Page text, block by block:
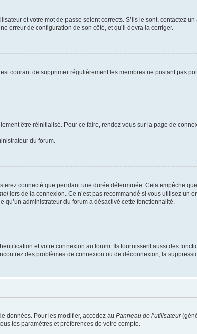
et votre mot de passe soient corrects. S’ils le sont, contactez
erreur de configuration de son côté, et qu’il devra la corriger.
courant de supprimer régulièrement les membres ne postant pas
être réinitialisé. Pour ce faire, rendez vous sur la page de
du forum.
connecté que pendant une durée déterminée. Cela empêche
lors de la connexion. Ce n’est pas recommandé si vous utilisez un
administrateur du forum a désactivé cette fonctionnalité.
et votre connexion au forum. Ils fournissent aussi des
des problèmes de connexion ou de déconnexion, la
données. Pour les modifier, accédez au Panneau de l’utilisateur
les paramètres et préférences de votre compte.